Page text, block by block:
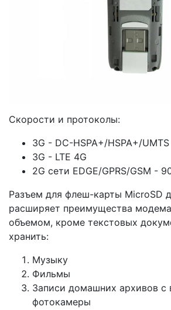
Скорости и протоколы:
3G - DC-HSPA+/HSPA+/
3G - LTE 4G
2G сети EDGE/GPRS/GSM -
Разъем для флеш-карты MicroSD
расширяет преимущества
объемом, кроме текстовых
хранить:
Музыку
Фильмы
Записи домашних архивов с
фотокамеры